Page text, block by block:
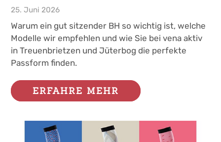
25. Juni 2026
Warum ein gut sitzender BH so wichtig ist, welche
Modelle wir empfehlen und wie Sie bei vena aktiv
in Treuenbrietzen und Jüterbog die perfekte
Passform finden.
ERFAHRE MEHR